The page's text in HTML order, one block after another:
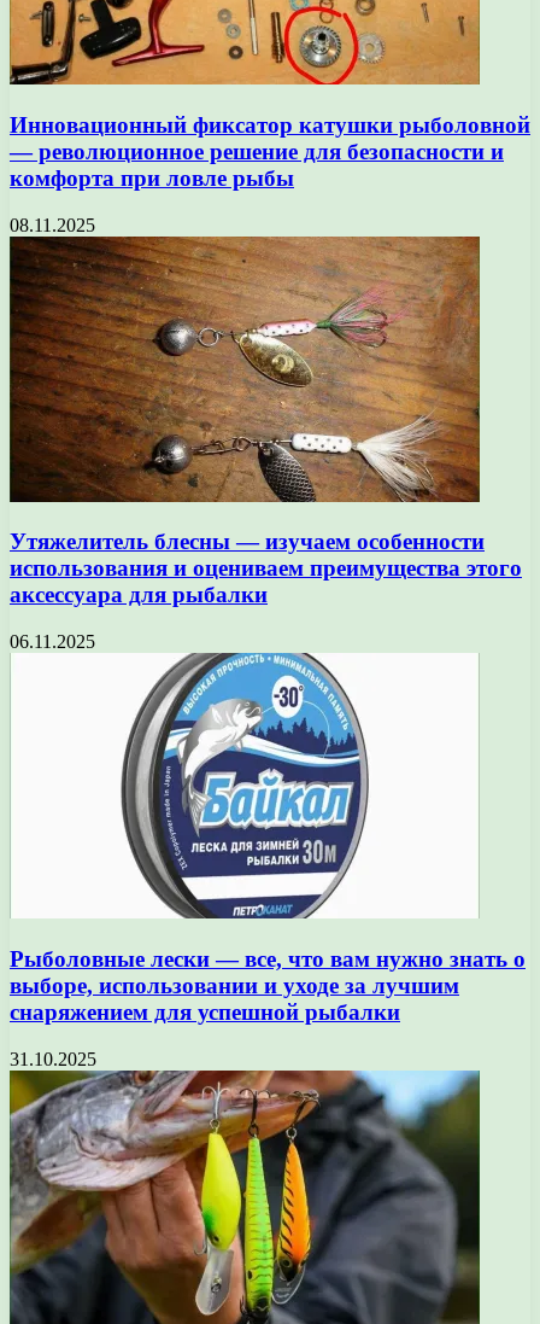
Инновационный фиксатор катушки рыболовной
— революционное решение для безопасности и
комфорта при ловле рыбы
08.11.2025
Утяжелитель блесны — изучаем особенности
использования и оцениваем преимущества этого
аксессуара для рыбалки
06.11.2025
Рыболовные лески — все, что вам нужно знать о
выборе, использовании и уходе за лучшим
снаряжением для успешной рыбалки
31.10.2025